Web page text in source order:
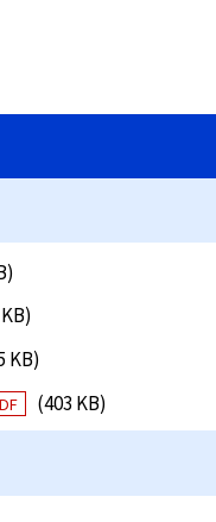
KB)
(403 KB)